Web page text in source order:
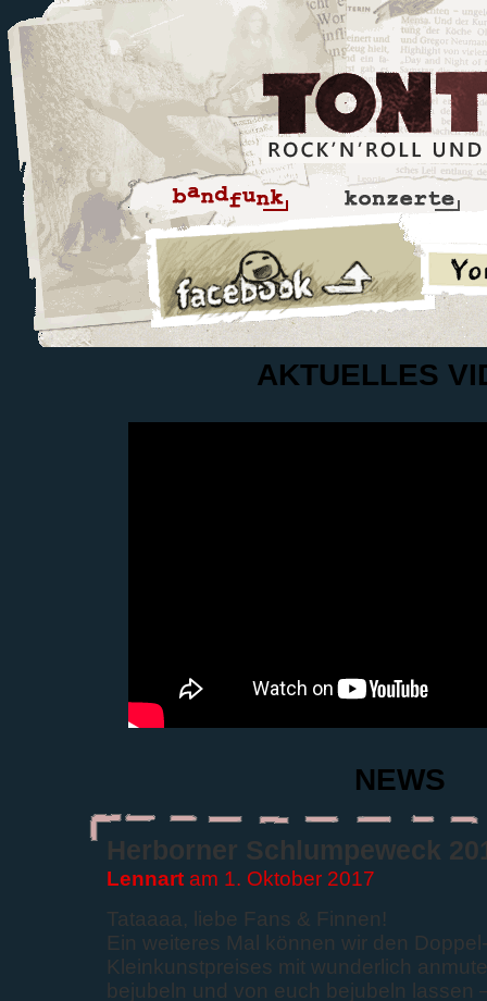
AKTUELLES
NEWS
Herborner Schlumpeweck
Lennartam 1. Oktober 2017
Tataaaa, liebe Fans & Finnen!
Ein weiteres Mal können wir den
Kleinkunstpreises mit wunderlich
bejubeln und von euch bejubeln lassen